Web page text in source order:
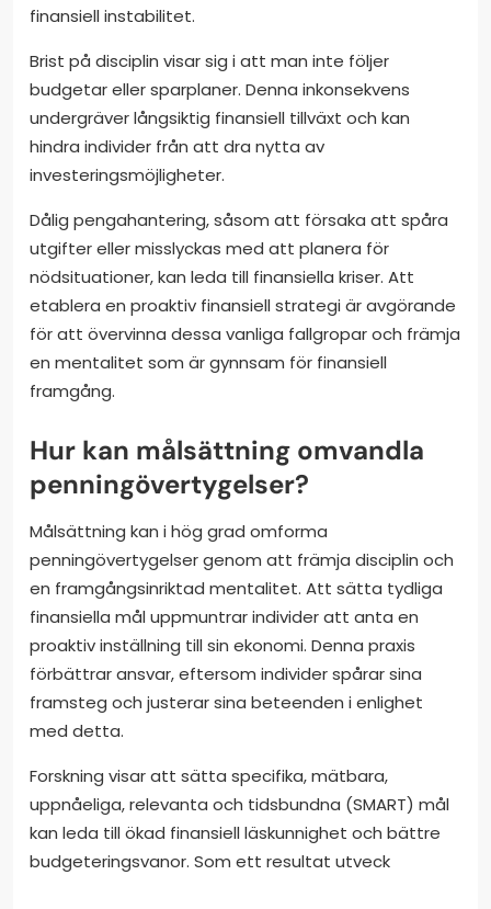
finansiell instabilitet.
Brist på disciplin visar sig i att man inte följer
budgetar eller sparplaner. Denna inkonsekvens
undergräver långsiktig finansiell tillväxt och kan
hindra individer från att dra nytta av
investeringsmöjligheter.
Dålig pengahantering, såsom att försaka att spåra
utgifter eller misslyckas med att planera för
nödsituationer, kan leda till finansiella kriser. Att
etablera en proaktiv finansiell strategi är avgörande
för att övervinna dessa vanliga fallgropar och främja
en mentalitet som är gynnsam för finansiell
framgång.
Hur kan målsättning omvandla
penningövertygelser?
Målsättning kan i hög grad omforma
penningövertygelser genom att främja disciplin och
en framgångsinriktad mentalitet. Att sätta tydliga
finansiella mål uppmuntrar individer att anta en
proaktiv inställning till sin ekonomi. Denna praxis
förbättrar ansvar, eftersom individer spårar sina
framsteg och justerar sina beteenden i enlighet
med detta.
Forskning visar att sätta specifika, mätbara,
uppnåeliga, relevanta och tidsbundna (SMART) mål
kan leda till ökad finansiell läskunnighet och bättre
budgeteringsvanor. Som ett resultat utveck